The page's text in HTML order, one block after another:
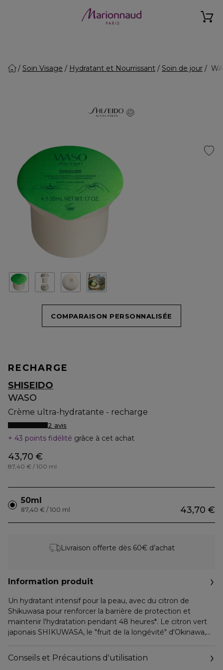
Soin Visage Hydratant et Nourrissant Soin de jour
COMPARAISON PERSONNALISÉE
RECHARGE
SHISEIDO
WASO
Crème ultra-hydratante - recharge
2 avis
43 points fidélité grâce à cet achat
43,70 €
87,40 € / 100 ml
50ml
43,70 €
87,40 € / 100 ml
Livraison offerte dès 60€ d’achat
Information produit
Un hydratant intensif pour la peau, avec du citron de
Shikuwasa pour renforcer la barrière de protection et
maintenir l'hydratation pendant 48 heures*. Le citron vert
japonais SHIKUWASA, le "fruit de la longévité" d'Okinawa,
fonction de barrière cutanée. La crème ultra-hydratante
SHIKULIME se fond dans la peau sans effort et nourrit en
Conseils et Précautions d'utilisation